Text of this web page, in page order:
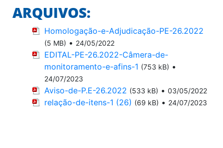
ARQUIVOS:
Homologação-e-Adjudicação-PE-26.2022
(5 MB) • 24/05/2022
EDITAL-PE-26.2022-Câmera-de-
monitoramento-e-afins-1 (753 kB) •
24/07/2023
Aviso-de-P.E-26.2022 (533 kB) • 03/05/2022
relação-de-itens-1 (26) (69 kB) • 24/07/2023